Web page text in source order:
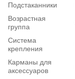
Подстаканники
Возрастная
группа
Система
крепления
Карманы для
аксессуаров